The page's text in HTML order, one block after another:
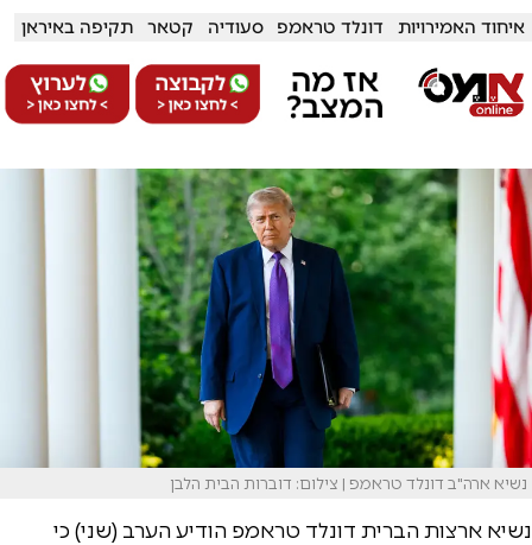
איחוד האמירויות דונלד טראמפ סעודיה קטאר תקיפה באיראן
נשיא ארה"ב דונלד טראמפ | צילום: דוברות הבית הלבן
נשיא ארצות הברית דונלד טראמפ הודיע הערב (שני) כי